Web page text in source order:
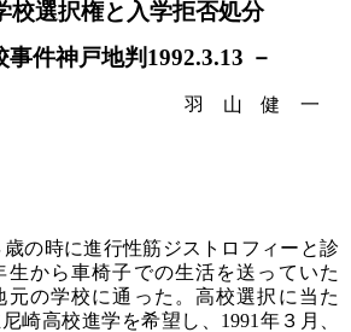
校選択権と入学拒否処分
事件神戸地判1992.3.13 －
羽 山 健 一
の時に進行性筋ジストロフィーと診
生から車椅子での生活を送っていた
元の学校に通った。高校選択に当た
崎高校進学を希望し、1991年３月、